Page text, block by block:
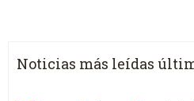
Noticias más leídas